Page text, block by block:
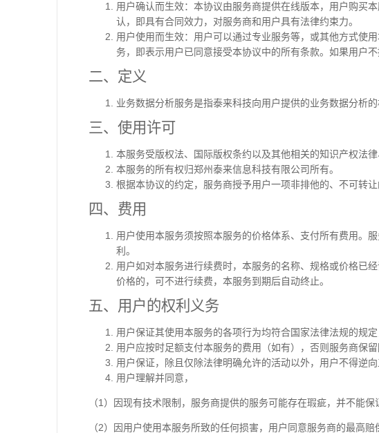
用户确认而生效：本协议由服务商提供在线版本，用户购买
认，即具有合同效力，对服务商和用户具有法律约束力。
用户使用而生效：用户可以通过专业服务等，或其他方式使
务，即表示用户已同意接受本协议中的所有条款。如果用户
二、定义
业务数据分析服务是指泰来科技向用户提供的业务数据分析
三、使用许可
本服务受版权法、国际版权条约以及其他相关的知识产权法
本服务的所有权归郑州泰来信息科技有限公司所有。
根据本协议的约定，服务商授予用户一项非排他的、不可转
四、费用
用户使用本服务须按照本服务的价格体系、支付所有费用。
利。
用户如对本服务进行续费时，本服务的名称、规格或价格已
价格的，可不进行续费，本服务到期后自动终止。
五、用户的权利义务
用户保证其使用本服务的各项行为均符合国家法律法规的规
用户应按时足额支付本服务的费用（如有），否则服务商保
用户保证，除且仅除法律明确允许的活动以外，用户不得逆
用户理解并同意，
（1）因现有技术限制，服务商提供的服务可能存在瑕疵，并不能
（2）因用户使用本服务所致的任何损害，用户同意服务商的最高赔